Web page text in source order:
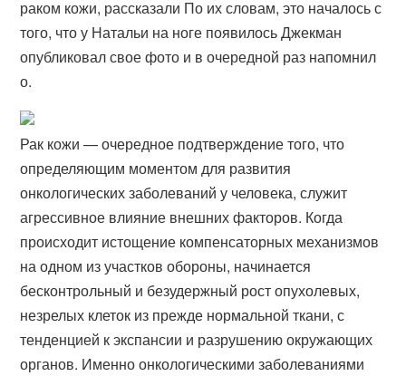
раком кожи, рассказали По их словам, это началось с
того, что у Натальи на ноге появилось Джекман
опубликовал свое фото и в очередной раз напомнил
о.
Рак кожи — очередное подтверждение того, что
определяющим моментом для развития
онкологических заболеваний у человека, служит
агрессивное влияние внешних факторов. Когда
происходит истощение компенсаторных механизмов
на одном из участков обороны, начинается
бесконтрольный и безудержный рост опухолевых,
незрелых клеток из прежде нормальной ткани, с
тенденцией к экспансии и разрушению окружающих
органов. Именно онкологическими заболеваниями